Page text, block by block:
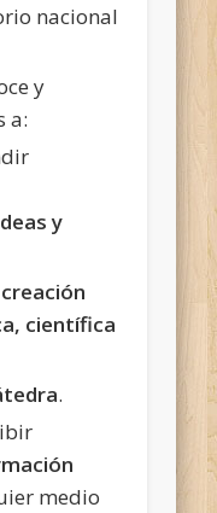
nacional
y
a:
y
científica
.
medio